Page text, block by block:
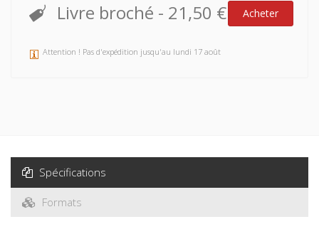
Livre broché - 21,50 € Acheter
Attention ! Pas d'expédition jusqu'au lundi 17 août
Spécifications
Formats